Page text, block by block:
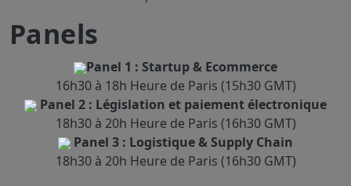
Nouroudine Sy
Chief Executive Officer at Koubrah
Patrick Amouzou
Head of IP/IT KPMG Avocats
Stone Atwine
Panels
Panel 1 : Startup & Ecommerce
16h30 à 18h Heure de Paris (15h30 GMT)
Panel 2 : Législation et paiement électronique
18h30 à 20h Heure de Paris (16h30 GMT)
Panel 3 : Logistique & Supply Chain
18h30 à 20h Heure de Paris (16h30 GMT)